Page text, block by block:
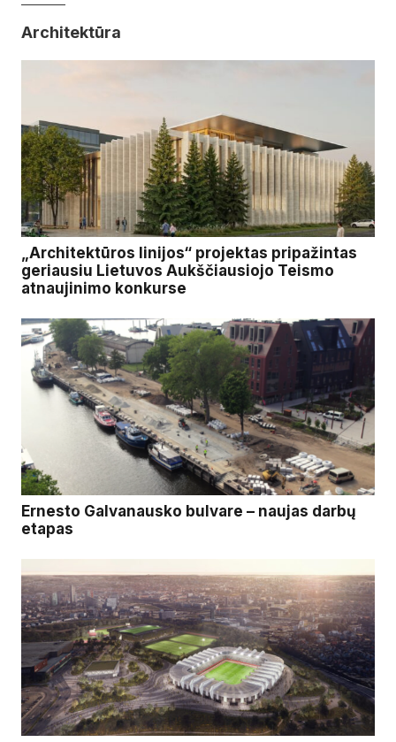
Architektūra
„Architektūros linijos“ projektas pripažintas
geriausiu Lietuvos Aukščiausiojo Teismo
atnaujinimo konkurse
Ernesto Galvanausko bulvare – naujas darbų
etapas